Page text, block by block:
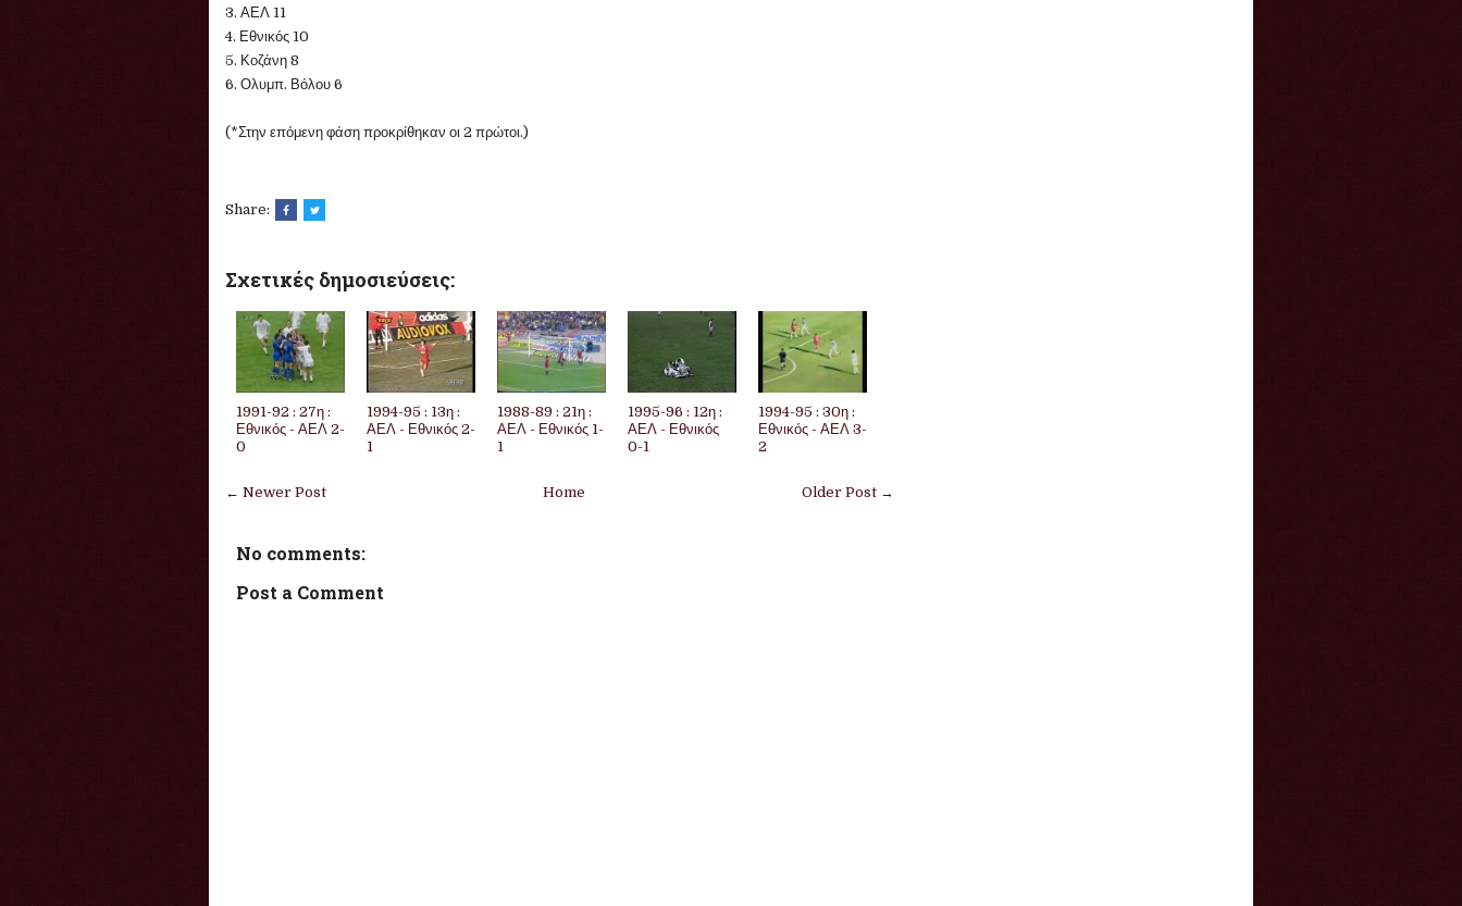
3. ΑΕΛ 11
4. Εθνικός 10
5. Κοζάνη 8
6. Ολυμπ. Βόλου 6
(*Στην επόμενη φάση προκρίθηκαν οι 2 πρώτοι.)
Share:
Σχετικές δημοσιεύσεις:
1991-92 : 27η :
Εθνικός - ΑΕΛ 2-
0
1994-95 : 13η :
ΑΕΛ - Εθνικός 2-
1
1988-89 : 21η :
ΑΕΛ - Εθνικός 1-
1
1995-96 : 12η :
ΑΕΛ - Εθνικός
0-1
1994-95 : 30η :
Εθνικός - ΑΕΛ 3-
2
← Newer Post Older Post →
Home
No comments:
Post a Comment